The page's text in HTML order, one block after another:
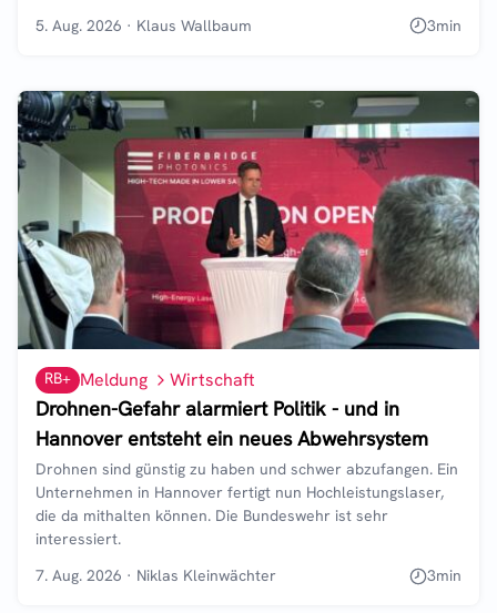
5. Aug. 2026 · Klaus Wallbaum 3min
RB+ Meldung Wirtschaft
Drohnen-Gefahr alarmiert Politik - und in
Hannover entsteht ein neues Abwehrsystem
Drohnen sind günstig zu haben und schwer abzufangen. Ein
Unternehmen in Hannover fertigt nun Hochleistungslaser,
die da mithalten können. Die Bundeswehr ist sehr
interessiert.
7. Aug. 2026 · Niklas Kleinwächter 3min